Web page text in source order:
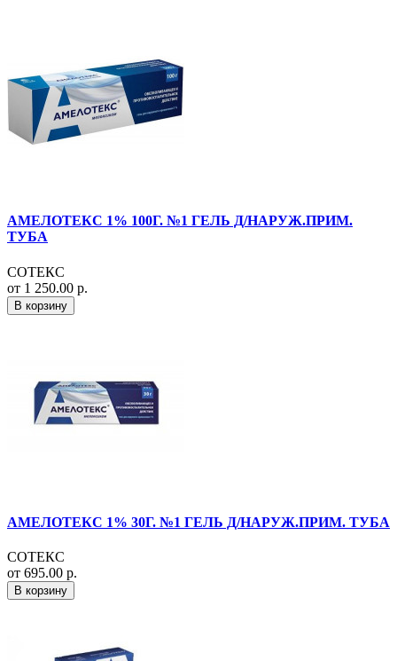
АМЕЛОТЕКС 1% 100Г. №1 ГЕЛЬ Д/НАРУЖ.ПРИМ.
ТУБА
СОТЕКС
от 1 250.00 р.
В корзину
АМЕЛОТЕКС 1% 30Г. №1 ГЕЛЬ Д/НАРУЖ.ПРИМ. ТУБА
СОТЕКС
от 695.00 р.
В корзину